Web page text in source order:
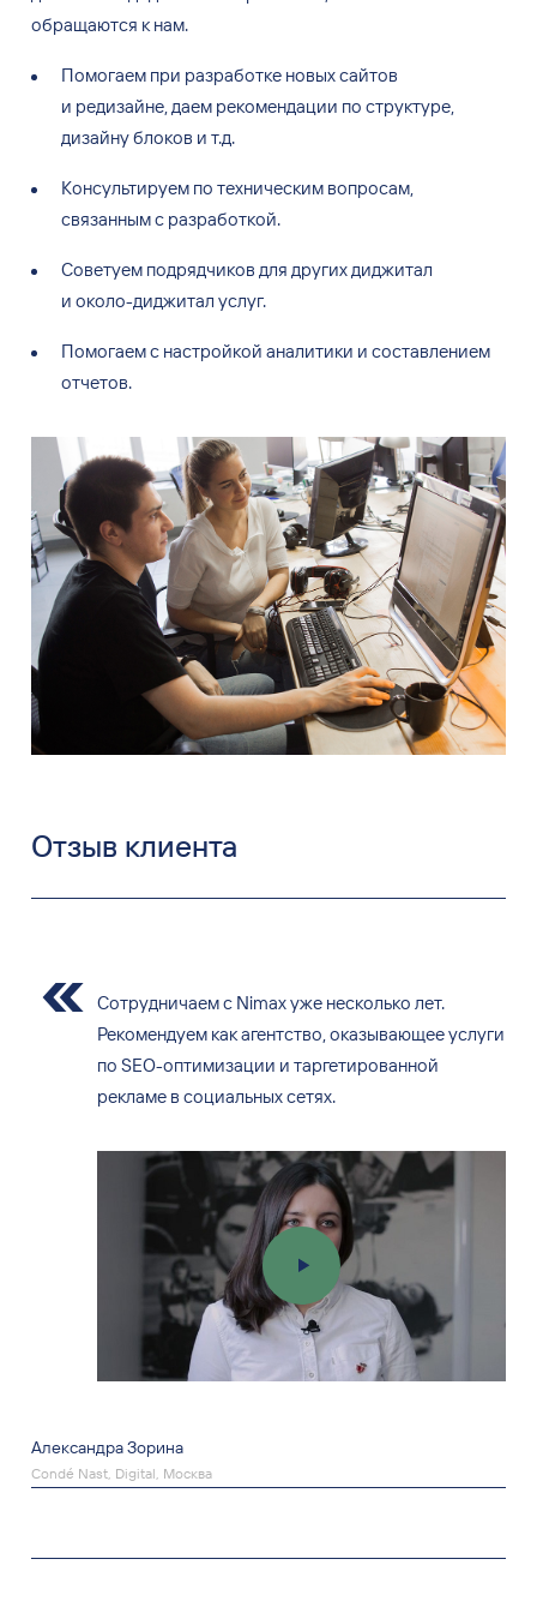
обращаются к нам.
Помогаем при разработке новых сайтов
и редизайне, даем рекомендации по структуре,
дизайну блоков и т.д.
Консультируем по техническим вопросам,
связанным с разработкой.
Советуем подрядчиков для других диджитал
и около-диджитал услуг.
Помогаем с настройкой аналитики и составлением
отчетов.
Отзыв клиента
Сотрудничаем с Nimax уже несколько лет.
Рекомендуем как агентство, оказывающее услуги
по SEO-оптимизации и таргетированной
рекламе в социальных сетях.
Александра Зорина
Condé Nast, Digital, Москва